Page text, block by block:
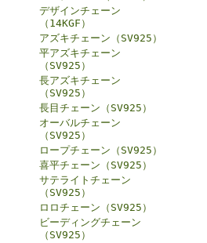
デザインチェーン
（14KGF）
アズキチェーン（SV925）
平アズキチェーン
（SV925）
長アズキチェーン
（SV925）
長目チェーン（SV925）
オーバルチェーン
（SV925）
ロープチェーン（SV925）
喜平チェーン（SV925）
サテライトチェーン
（SV925）
ロロチェーン（SV925）
ビーディングチェーン
（SV925）